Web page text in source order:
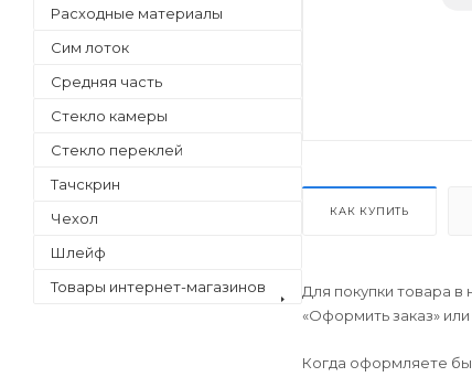
КАК КУПИТЬ
Для покупки товара
«Оформить заказ» или
Когда оформляете
Расходные материалы
Сим лоток
Средняя часть
Стекло камеры
Стекло переклей
Тачскрин
Чехол
Шлейф
Товары интернет-магазинов